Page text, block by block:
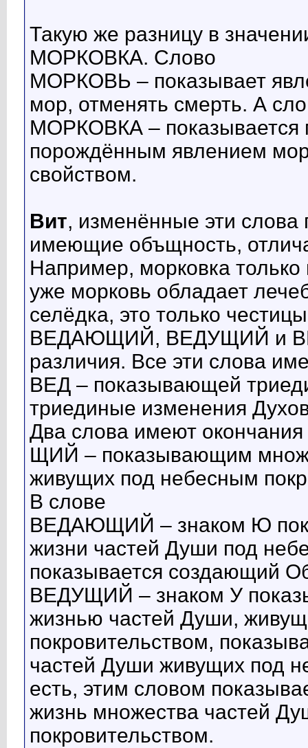
Такую же разницу в
МОРКОВКА. Слово
МОРКОВЬ – показывает
мор, отменять смерть. А
МОРКОВКА – показывается
порождённым явлением
свойством.
Вит, изменённые эти
имеющие объщность,
Например, морковка
уже морковь обладает
селёдка, это только
ВЕДАЮЩИЙ, ВЕДУЩИЙ и
различия. Все эти слова
ВЕД – показывающей
триединые изменения
Два слова имеют окончания
ЩИЙ – показывающим
живущих под небесным
В слове
ВЕДАЮЩИЙ – знаком Ю
жизни частей Души под
показывается создающий
ВЕДУЩИЙ – знаком У
жизнью частей Души,
покровительством,
частей Души живущих под
есть, этим словом
жизнь множества частей
покровительством.